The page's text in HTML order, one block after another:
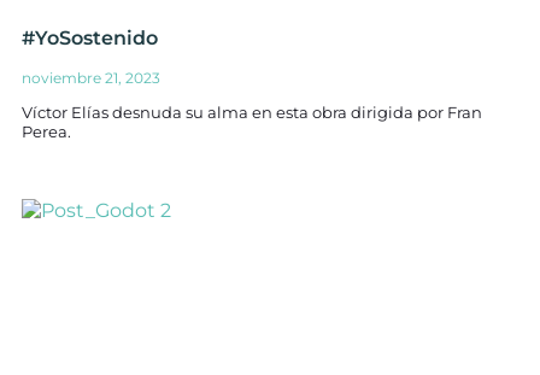
#YoSostenido
noviembre 21, 2023
Víctor Elías desnuda su alma en esta obra dirigida por Fran
Perea.